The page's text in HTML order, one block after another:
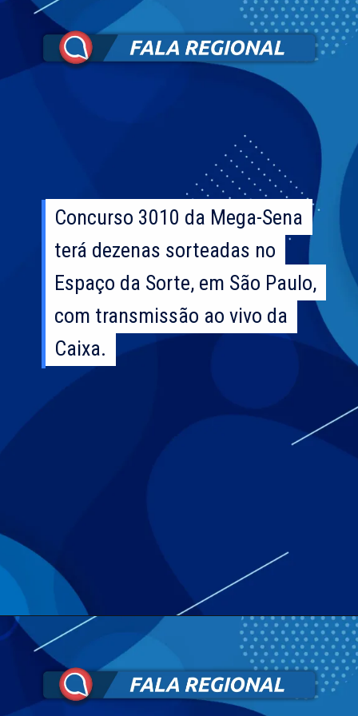
Concurso 3010 da Mega-Sena
terá dezenas sorteadas no
Espaço da Sorte, em São Paulo,
com transmissão ao vivo da
Caixa.
Concurso 3010 da Mega-Sena
terá dezenas sorteadas no
Espaço da Sorte, em São Paulo,
com transmissão ao vivo da
Caixa.